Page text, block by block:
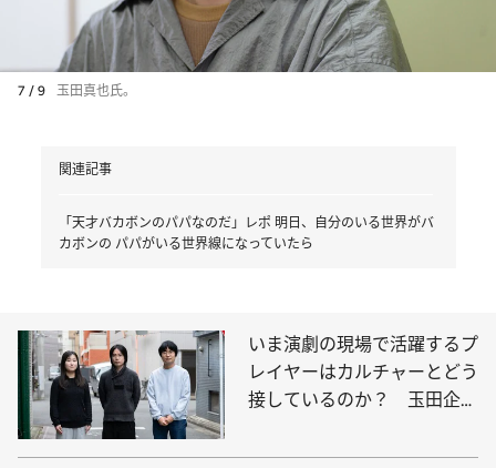
7 / 9 玉田真也氏。
関連記事
「天才バカボンのパパなのだ」レポ 明日、自分のいる世界がバ
カボンの パパがいる世界線になっていたら
いま演劇の現場で活躍するプ
レイヤーはカルチャーとどう
接しているのか？ 玉田企画
作家・演出家鼎談